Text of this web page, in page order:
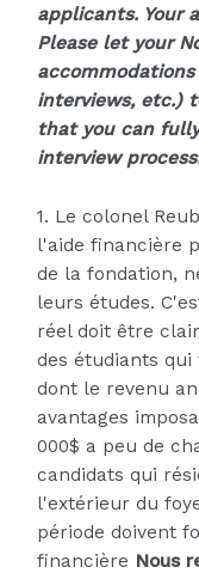
applicants. Your
Please let your
interviews, etc.)
that you can
interview
1. Le colonel
l'aide financière
de la fondation,
leurs études.
réel doit être
des étudiants
dont le revenu
avantages
000$ a peu de
candidats qui
l'extérieur du
période doivent
financière Nous